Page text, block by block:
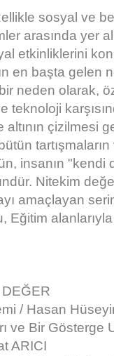
sosyal ve
arasında yer
etkinliklerini
en başta gelen
neden olarak,
teknoloji
çizilmesi
insanın "kendi
Nitekim
amaçlayan
Eğitim
/ Hasan
ve Bir Gösterge
ARICI